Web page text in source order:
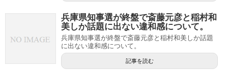
兵庫県知事選が終盤で斎藤元彦と稲村和
美しか話題に出ない違和感について。
兵庫県知事選が終盤で斎藤元彦と稲村和美しか話題
に出ない違和感について。
記事を読む